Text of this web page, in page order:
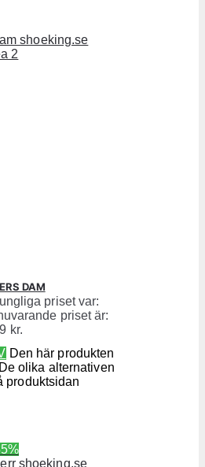
DAM
priset var:
priset är:
kr.
Den här produkten
olika alternativen
produktsidan